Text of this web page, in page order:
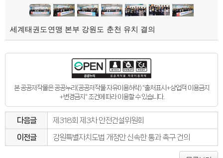
세계태권도연맹 본부 강원도 춘천 유치 결의
본 공공저작물은 공공누리(공공저작물 자유이용허락) "출처표시+상업적 이용금지
+변경금지" 조건에 따라 이용할 수 있습니다.
다음글
제318회 제3차 안전건설위원회
이전글
강원특별자치도법 개정안 신속한 통과 촉구 건의